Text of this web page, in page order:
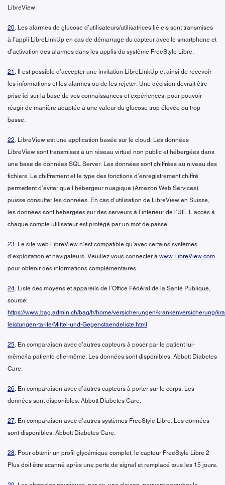
LibreView.
20. Les alarmes de glucose d’utilisateurs/utilisatrices lié·e·s sont transmises
à l’appli LibreLinkUp en cas de démarrage du capteur avec le smartphone et
d’activation des alarmes dans les applis du système FreeStyle Libre.
21 . Il est possible d’accepter une invitation LibreLinkUp et ainsi de recevoir
les informations et les alarmes ou de les rejeter. Une décision devrait être
prise ici sur la base de vos connaissances et expériences, pour pouvoir
réagir de manière adaptée à une valeur du glucose trop élevée ou trop
basse.
22. LibreView est une application basée sur le cloud. Les données
LibreView sont transmises à un réseau virtuel non public et hébergées dans
une base de données SQL Server. Les données sont chiffrées au niveau des
fichiers. Le chiffrement et le type des fonctions d’enregistrement chiffré
permettent d’éviter que l’hébergeur nuagique (Amazon Web Services)
puisse consulter les données. En cas d’utilisation de LibreView en Suisse,
les données sont hébergées sur des serveurs à l’intérieur de l’UE. L’accès à
chaque compte utilisateur est protégé par un mot de passe.
23. Le site web LibreView n’est compatible qu’avec certains systèmes
d’exploitation et navigateurs. Veuillez vous connecter à www.LibreView.com
pour obtenir des informations complémentaires.
24. Liste des moyens et appareils de l’Office Fédéral de la Santé Publique,
source:
https://www.bag.admin.ch/bag/fr/home/versicherungen/krankenversicherung/
leistungen-tarife/Mittel-und-Gegenstaendeliste.html
25. En comparaison avec d’autres capteurs à poser par le patient lui-
même/la patiente elle-même. Les données sont disponibles. Abbott Diabetes
Care.
26. En comparaison avec d’autres capteurs à porter sur le corps. Les
données sont disponibles. Abbott Diabetes Care.
27. En comparaison avec d’autres systèmes FreeStyle Libre. Les données
sont disponibles. Abbott Diabetes Care.
28. Pour obtenir un profil glycémique complet, le capteur FreeStyle Libre 2
Plus doit être scanné après une perte de signal et remplacé tous les 15 jours.